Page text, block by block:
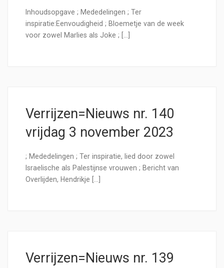
Inhoudsopgave ; Mededelingen ; Ter
inspiratie:Eenvoudigheid ; Bloemetje van de week
voor zowel Marlies als Joke ; […]
Verrijzen=Nieuws nr. 140
vrijdag 3 november 2023
; Mededelingen ; Ter inspiratie, lied door zowel
Israelische als Palestijnse vrouwen ; Bericht van
Overlijden, Hendrikje […]
Verrijzen=Nieuws nr. 139